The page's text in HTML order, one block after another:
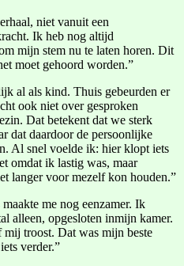
niet vanuit een
Ik heb nog altijd
mijn stem nu te laten horen. Dit
moet gehoord worden.”
al als kind. Thuis gebeurden er
ook niet over gesproken
Dat betekent dat we sterk
dat daardoor de persoonlijke
Al snel voelde ik: hier klopt iets
omdat ik lastig was, maar
langer voor mezelf kon houden.”
me nog eenzamer. Ik
alleen, opgesloten inmijn kamer.
troost. Dat was mijn beste
verder.”